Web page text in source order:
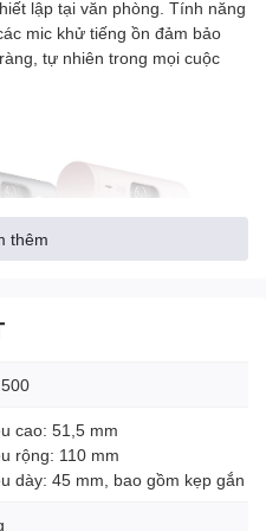
lập tại văn phòng. Tính năng
mic khử tiếng ồn đảm bảo
tự nhiên trong mọi cuộc
việc nào với cảm giác tự tin,
cho phép bạn là phiên
thêm
cao: 51,5 mm
rộng: 110 mm
dày: 45 mm, bao gồm kẹp gắn